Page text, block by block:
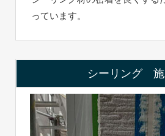
っています。
シーリング 施